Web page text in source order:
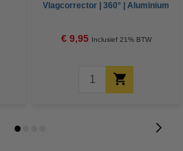
Vlagcorrector | 360° | Aluminium
€ 9,95 Inclusief 21% BTW